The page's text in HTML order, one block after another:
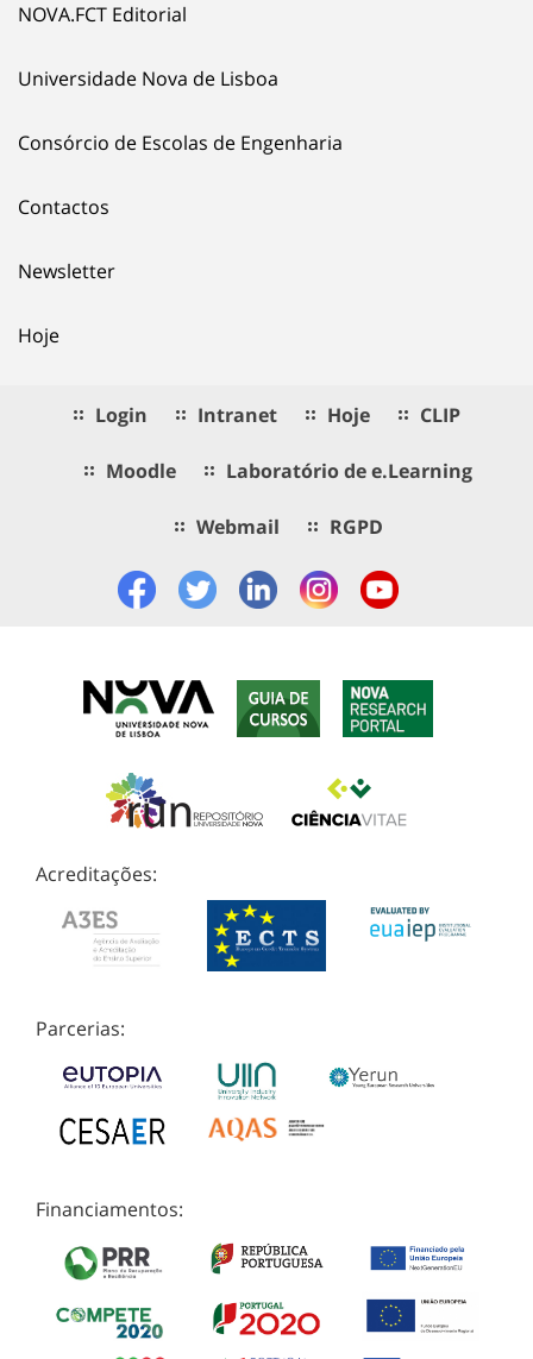
NOVA.FCT Editorial
Universidade Nova de Lisboa
Consórcio de Escolas de Engenharia
Contactos
Newsletter
Hoje
Login Intranet Hoje CLIP
Moodle Laboratório de e.Learning
Webmail RGPD
Acreditações:
Parcerias:
Financiamentos: